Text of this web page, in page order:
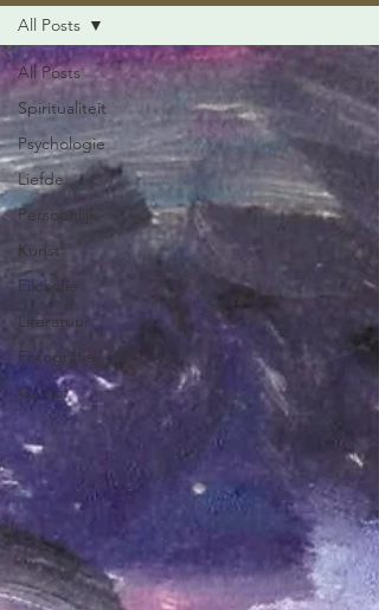
All Posts
Spiritualiteit
Psychologie
Liefde
Persoonlijk
Kunst
Filosofie
Literatuur
Fotografie
Geloof
All Posts